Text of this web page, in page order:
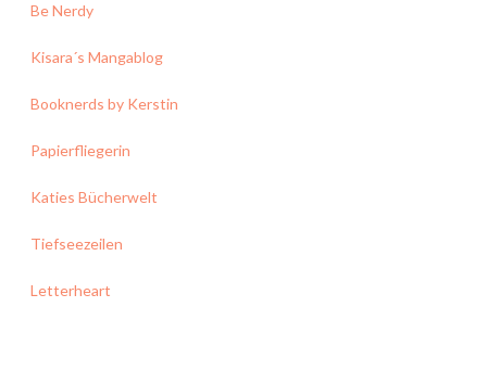
Be Nerdy
Kisara´s Mangablog
Booknerds by Kerstin
Papierfliegerin
Katies Bücherwelt
Tiefseezeilen
Letterheart